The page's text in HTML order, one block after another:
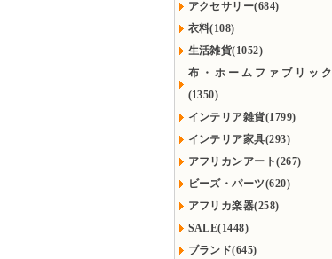
アクセサリー(684)
衣料(108)
生活雑貨(1052)
布・ホームファブリック
(1350)
インテリア雑貨(1799)
インテリア家具(293)
アフリカンアート(267)
ビーズ・パーツ(620)
アフリカ楽器(258)
SALE(1448)
ブランド(645)